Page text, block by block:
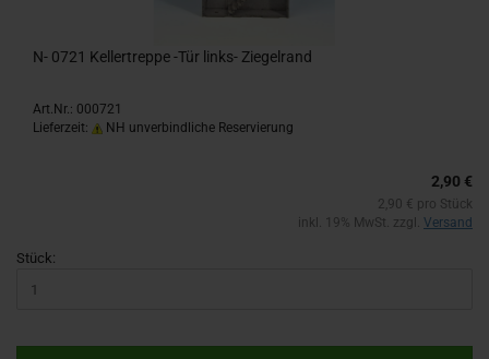
N- 0721 Kel­ler­trep­pe -Tür links-​​ Zie­gel­rand
Art.Nr.: 000721
Lieferzeit:
NH unverbindliche Reservierung
2,90 €
2,90 € pro Stück
inkl. 19% MwSt. zzgl. Versand
Stück: